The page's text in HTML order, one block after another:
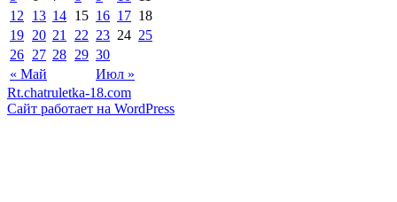
« Май Июл »
12
13 14 15 16 17 18
19 20 21 22 23 24 25
26 27 28 29 30
Rt.chatruletka-18.com
Сайт работает на WordPress